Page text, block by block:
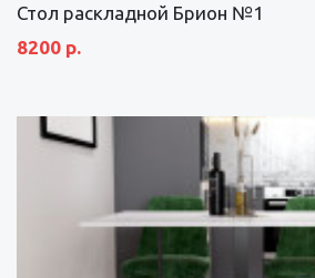
Стол раскладной Брион №1
8200 р.